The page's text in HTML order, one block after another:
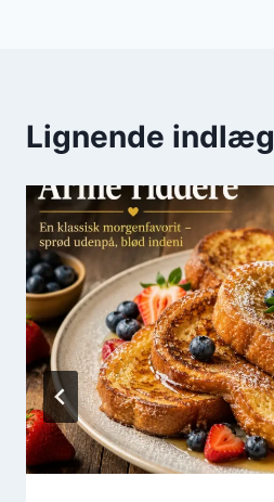
Lignende indlæg